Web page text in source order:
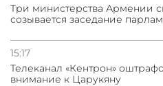
Три министерства Армении
созывается заседание
15:17
Телеканал «Кентрон»
внимание к Царукяну